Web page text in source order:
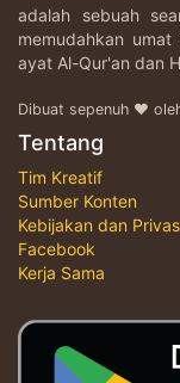
adalah sebuah
memudahkan
ayat Al-Qur'an dan
Dibuat sepenuh ♥
Tentang
Tim Kreatif
Sumber Konten
Kebijakan dan
Facebook
Kerja Sama